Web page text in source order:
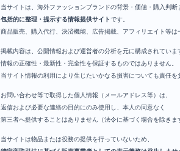
当サイトは、海外ファッションブランドの背景・価値・購入判断
包括的に整理・提示する情報提供サイトです。
商品販売、購入代行、決済機能、広告掲載、アフィリエイト等は
掲載内容は、公開情報および運営者の分析を元に構成されていま
情報の正確性・最新性・完全性を保証するものではありません。
当サイト情報の利用により生じたいかなる損害についても責任を
お問い合わせ等で取得した個人情報（メールアドレス等）は、
返信および必要な連絡の目的にのみ使用し、本人の同意なく
第三者へ提供することはありません（法令に基づく場合を除きま
当サイトは物品または役務の提供を行っていないため、